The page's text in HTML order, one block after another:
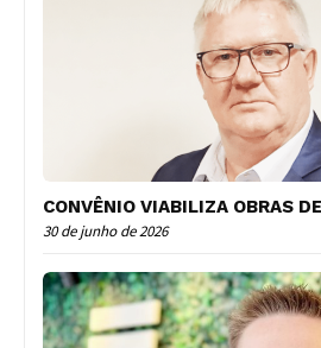
CONVÊNIO VIABILIZA OBRAS
30 de junho de 2026